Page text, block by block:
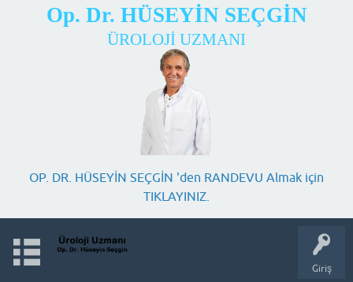
Op. Dr. HÜSEYİN SEÇGİN
ÜROLOJİ UZMANI
OP. DR. HÜSEYİN SEÇGİN 'den RANDEVU Almak için
TIKLAYINIZ.
Giriş